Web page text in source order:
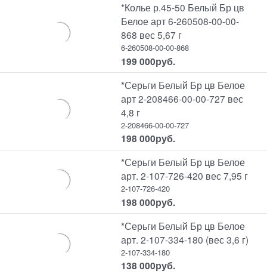
*Колье р.45-50 Белый Бр цв
Белое арт 6-260508-00-00-
868 вес 5,67 г
6-260508-00-00-868
199 000руб.
*Серьги Белый Бр цв Белое
арт 2-208466-00-00-727 вес
4,8 г
2-208466-00-00-727
198 000руб.
*Серьги Белый Бр цв Белое
арт. 2-107-726-420 вес 7,95 г
2-107-726-420
198 000руб.
*Серьги Белый Бр цв Белое
арт. 2-107-334-180 (вес 3,6 г)
2-107-334-180
138 000руб.